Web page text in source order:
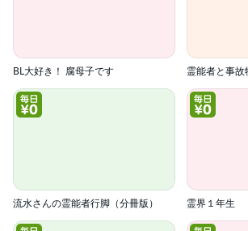
BL大好き！ 腐母子です
流水さんの霊能者行脚（分冊版） 霊界１年生